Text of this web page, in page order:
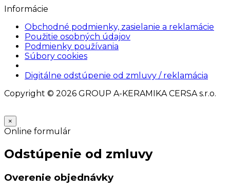
Informácie
Obchodné podmienky, zasielanie a reklamácie
Použitie osobných údajov
Podmienky používania
Súbory cookies
Digitálne odstúpenie od zmluvy / reklamácia
Copyright © 2026 GROUP A-KERAMIKA CERSA s.r.o.
×
Online formulár
Odstúpenie od zmluvy
Overenie objednávky